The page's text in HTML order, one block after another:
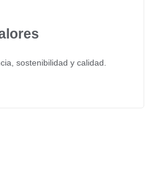
sostenibilidad y calidad.